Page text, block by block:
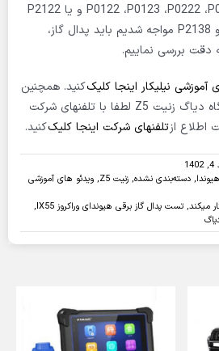
و یا با کدهای خطای P0122 ،P0123 ،P0222 ،P0223 و یا P2122
،P2127 ،P2128 ،P2135 و P2138 مواجه شدیم باید پدال گاز،
بررسی نماییم.
آموزشی نیلیکار اینجا کلیککنید. همچنین
جهت اطلاع از قیمت دستگاه دیاگ زنیت Z5 لطفا با تلفنهای شرکت
ازتلفنهای شرکت اینجا کلیککنید.
, دسته‌بندی نشده, زنیت Z5 , ویدئو های آموزشی
میکند, تست پدال گاز برقی هیوندای وراکروز IX55
,